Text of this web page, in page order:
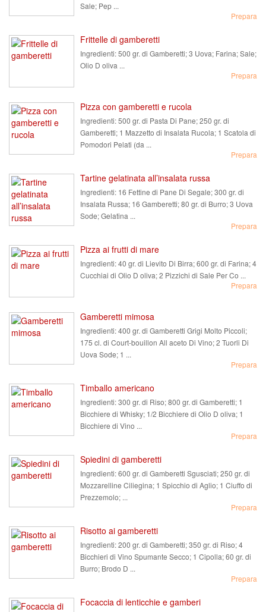
Sale; Pep ...
Prepara
Frittelle di gamberetti
Ingredienti:500 gr. di Gamberetti; 3 Uova; Farina; Sale;
Olio D oliva ...
Prepara
Pizza con gamberetti e rucola
Ingredienti:500 gr. di Pasta Di Pane; 250 gr. di
Gamberetti; 1 Mazzetto di Insalata Rucola; 1 Scatola di
Pomodori Pelati (da ...
Prepara
Tartine gelatinata all’insalata russa
Ingredienti: 16 Fettine di Pane Di Segale; 300 gr. di
Insalata Russa; 16 Gamberetti; 80 gr. di Burro; 3 Uova
Sode; Gelatina ...
Prepara
Pizza ai frutti di mare
Ingredienti:40 gr. di Lievito Di Birra; 600 gr. di Farina; 4
Cucchiai di Olio D oliva; 2 Pizzichi di Sale Per Co ...
Prepara
Gamberetti mimosa
Ingredienti:400 gr. di Gamberetti Grigi Molto Piccoli;
175 cl. di Court-bouillon All aceto Di Vino; 2 Tuorli Di
Uova Sode; 1 ...
Prepara
Timballo americano
Ingredienti:300 gr. di Riso; 800 gr. di Gamberetti; 1
Bicchiere di Whisky; 1/2 Bicchiere di Olio D oliva; 1
Bicchiere di Vino ...
Prepara
Spiedini di gamberetti
Ingredienti:600 gr. di Gamberetti Sgusciati; 250 gr. di
Mozzarelline Ciliegina; 1 Spicchio di Aglio; 1 Ciuffo di
Prezzemolo; ...
Prepara
Risotto ai gamberetti
Ingredienti:200 gr. di Gamberetti; 350 gr. di Riso; 4
Bicchieri di Vino Spumante Secco; 1 Cipolla; 60 gr. di
Burro; Brodo D ...
Prepara
Focaccia di lenticchie e gamberi